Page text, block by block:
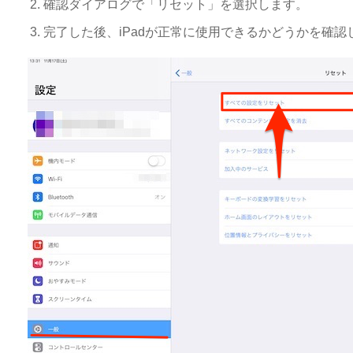
確認ダイアログで「リセット」を選択します。
完了した後、iPadが正常に使用できるかどうかを確認